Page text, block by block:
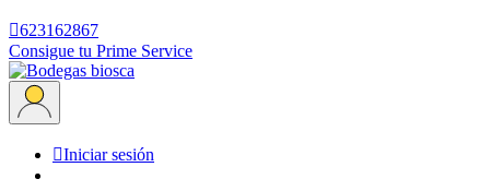
623162867
Consigue tu Prime Service
Iniciar sesión